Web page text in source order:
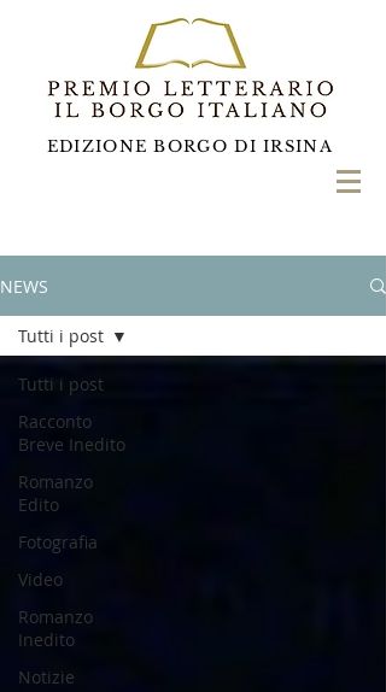
EDIZIONE BORGO DI IRSINA
NEWS
Tutti i post
Racconto
Breve Inedito
Romanzo
Edito
Fotografia
Video
Romanzo
Inedito
Notizie
Tutti i post